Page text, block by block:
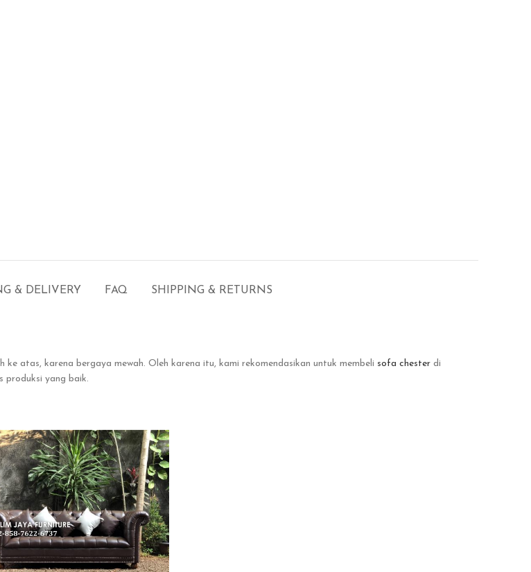
& DELIVERY FAQ SHIPPING & RETURNS
atas, karena bergaya mewah. Oleh karena itu, kami rekomendasikan untuk membeli sofa chester di
produksi yang baik.